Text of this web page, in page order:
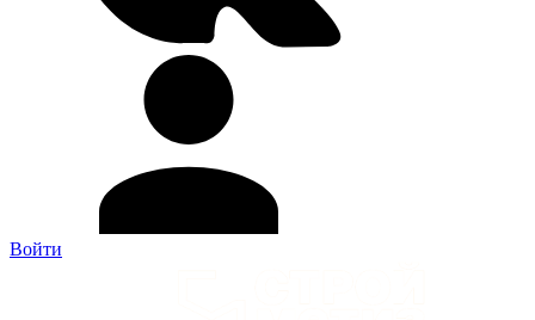
Войти